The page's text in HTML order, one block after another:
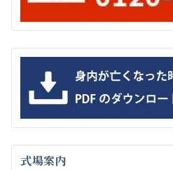
式場案内